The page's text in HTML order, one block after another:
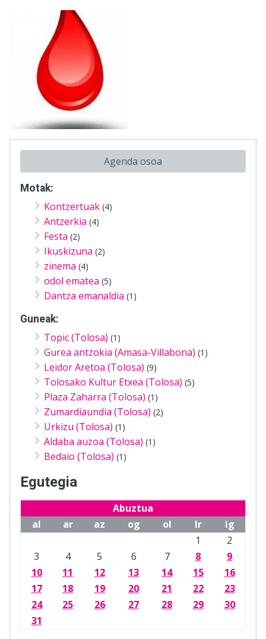
Agenda osoa
Motak:
Kontzertuak (4)
Antzerkia (4)
Festa (2)
Ikuskizuna (2)
zinema (4)
odol ematea (5)
Dantza emanaldia (1)
Guneak:
Topic (Tolosa) (1)
Gurea antzokia (Amasa-Villabona) (1)
Leidor Aretoa (Tolosa) (9)
Tolosako Kultur Etxea (Tolosa) (5)
Plaza Zaharra (Tolosa) (1)
Zumardiaundia (Tolosa) (2)
Urkizu (Tolosa) (1)
Aldaba auzoa (Tolosa) (1)
Bedaio (Tolosa) (1)
Egutegia
Abuztua
al
ar az og ol lr
ig
1
2
3
4 5 6 7 8
9
10
11 12 13 14 15
16
17
18 19 20 21 22
23
24
25 26 27 28 29
30
31